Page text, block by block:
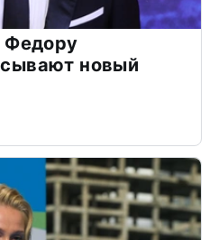
Федору
новый